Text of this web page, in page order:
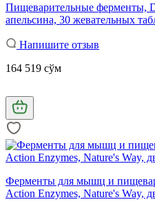
Пищеварительные ферменты,
апельсина, 30 жевательных
Напишите отзыв
164 519 сўм
Ферменты для мышц и
Action Enzymes, Nature's Way,